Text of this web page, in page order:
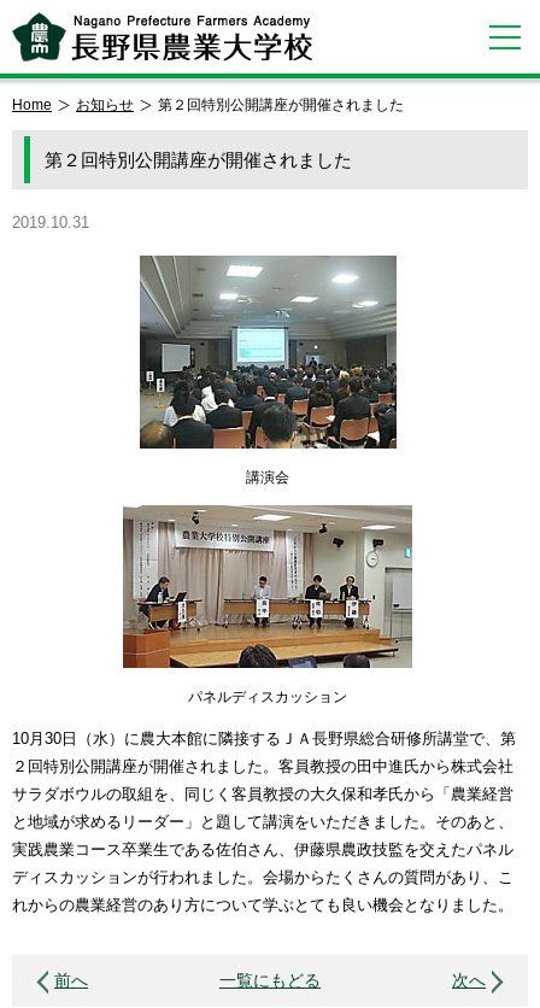
Home お知らせ 第２回特別公開講座が開催されました
第２回特別公開講座が開催されました
2019.10.31
講演会
パネルディスカッション
10月30日（水）に農大本館に隣接するＪＡ長野県総合研修所講堂で、第
２回特別公開講座が開催されました。客員教授の田中進氏から株式会社
サラダボウルの取組を、同じく客員教授の大久保和孝氏から「農業経営
と地域が求めるリーダー」と題して講演をいただきました。そのあと、
実践農業コース卒業生である佐伯さん、伊藤県農政技監を交えたパネル
ディスカッションが行われました。会場からたくさんの質問があり、こ
れからの農業経営のあり方について学ぶとても良い機会となりました。
前へ 一覧にもどる 次へ